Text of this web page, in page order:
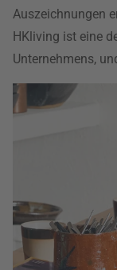
Auszeichnungen
HKliving ist eine
Unternehmens,